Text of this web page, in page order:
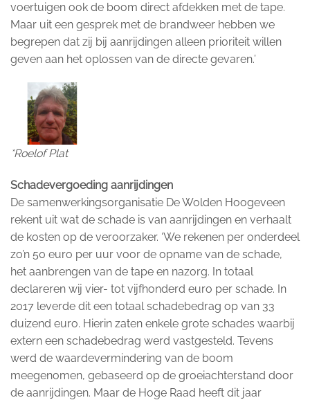
voertuigen ook de boom direct afdekken met de tape.
Maar uit een gesprek met de brandweer hebben we
begrepen dat zij bij aanrijdingen alleen prioriteit willen
geven aan het oplossen van de directe gevaren.’
*Roelof Plat
Schadevergoeding aanrijdingen
De samenwerkingsorganisatie De Wolden Hoogeveen
rekent uit wat de schade is van aanrijdingen en verhaalt
de kosten op de veroorzaker. ‘We rekenen per onderdeel
zo’n 50 euro per uur voor de opname van de schade,
het aanbrengen van de tape en nazorg. In totaal
declareren wij vier- tot vijfhonderd euro per schade. In
2017 leverde dit een totaal schadebedrag op van 33
duizend euro. Hierin zaten enkele grote schades waarbij
extern een schadebedrag werd vastgesteld. Tevens
werd de waardevermindering van de boom
meegenomen, gebaseerd op de groeiachterstand door
de aanrijdingen. Maar de Hoge Raad heeft dit jaar